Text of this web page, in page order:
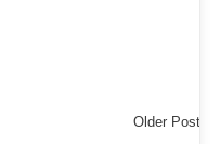
Older Post